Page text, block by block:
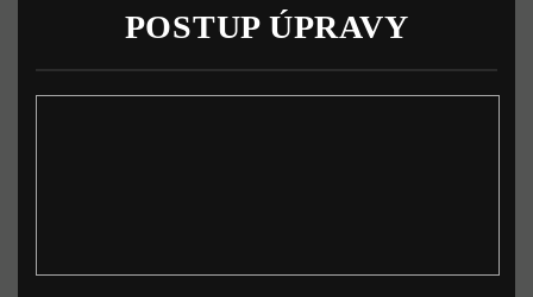
POSTUP ÚPRAVY